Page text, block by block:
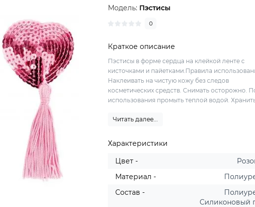
Модель: Пэстисы
0
Краткое описание
Пэстисы в форме сердца на клейкой ленте с
кисточками и пайетками.Правила
Наклеивать на чистую кожу без следов
косметических средств. Снимать осторожно.
использования промыть теплой водой. Хранить,
Читать далее...
Характеристики
Цвет -
Материал -
Состав -
Силиконовый